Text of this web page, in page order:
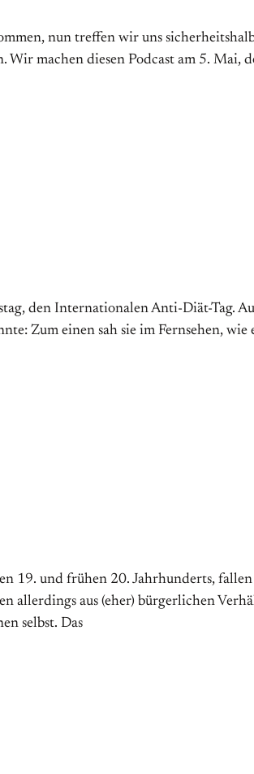
nun treffen wir uns
machen diesen Podcast am 5. Mai,
den Internationalen Anti-Diät-Tag.
Zum einen sah sie im Fernsehen,
19. und frühen 20. Jahrhunderts,
allerdings aus (eher) bürgerlichen
selbst. Das